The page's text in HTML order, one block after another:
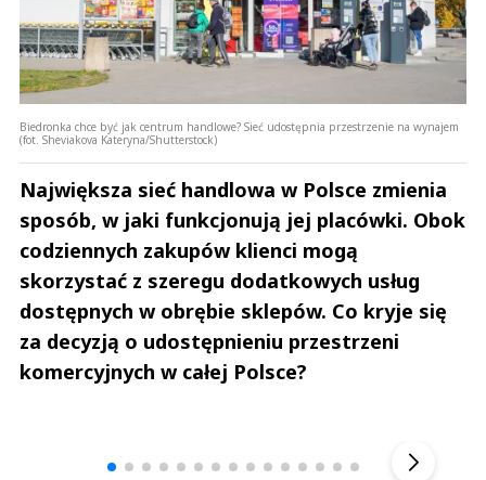
Biedronka chce być jak centrum handlowe? Sieć udostępnia przestrzenie na wynajem
(fot. Sheviakova Kateryna/Shutterstock)
Największa sieć handlowa w Polsce zmienia
sposób, w jaki funkcjonują jej placówki. Obok
codziennych zakupów klienci mogą
skorzystać z szeregu dodatkowych usług
dostępnych w obrębie sklepów. Co kryje się
za decyzją o udostępnieniu przestrzeni
komercyjnych w całej Polsce?